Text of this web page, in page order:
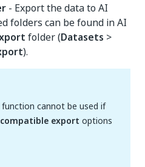
- Export the data to AI
folders can be found in AI
folder (Datasets >
).
function cannot be used if
export options